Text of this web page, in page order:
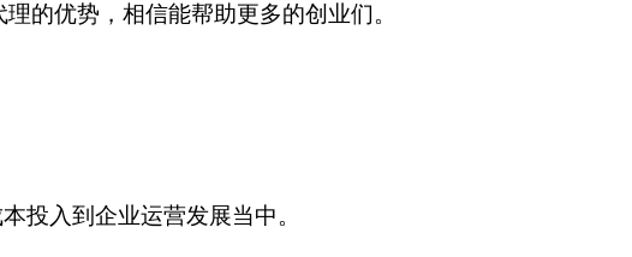
的优势，相信能帮助更多的创业们。
投入到企业运营发展当中。